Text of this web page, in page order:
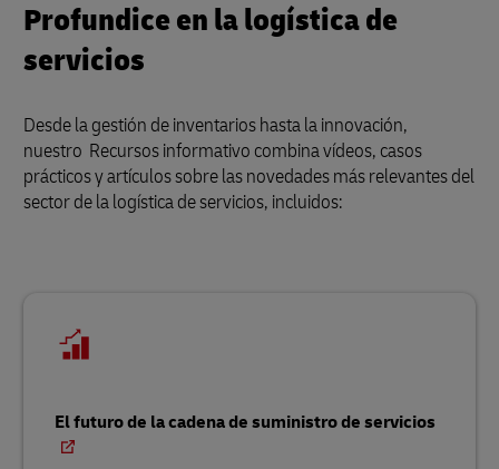
Profundice en la logística de
servicios
Desde la gestión de inventarios hasta la innovación,
nuestro Recursos informativo combina vídeos, casos
prácticos y artículos sobre las novedades más relevantes del
sector de la logística de servicios, incluidos:
El futuro de la cadena de suministro de servicios